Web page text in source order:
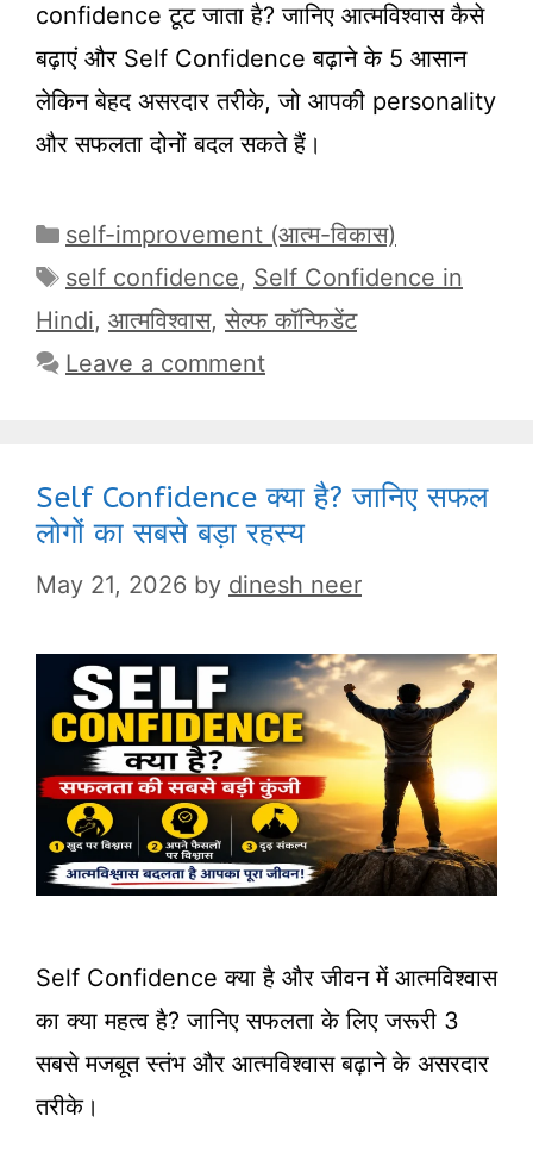
confidence टूट जाता है? जानिए आत्मविश्वास कैसे
बढ़ाएं और Self Confidence बढ़ाने के 5 आसान
लेकिन बेहद असरदार तरीके, जो आपकी personality
और सफलता दोनों बदल सकते हैं।
Categories
self-improvement (आत्म-विकास)
Tags
self confidence, Self Confidence in
Hindi, आत्मविश्वास,सेल्फ कॉन्फिडेंट
Leave a comment
Self Confidence क्या है? जानिए सफल
लोगों का सबसे बड़ा रहस्य
May 21, 2026 by dinesh neer
Self Confidence क्या है और जीवन में आत्मविश्वास
का क्या महत्व है? जानिए सफलता के लिए जरूरी 3
सबसे मजबूत स्तंभ और आत्मविश्वास बढ़ाने के असरदार
तरीके।